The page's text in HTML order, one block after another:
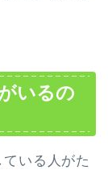
いるの
いる人がた